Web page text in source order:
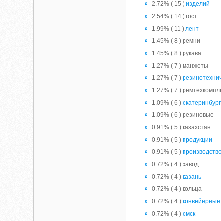
2.72% ( 15 )изделий
2.54% ( 14 ) гост
1.99% ( 11 )лент
1.45% ( 8 ) ремни
1.45% ( 8 ) рукава
1.27% ( 7 ) манжеты
1.27% ( 7 )
1.27% ( 7 )
1.09% ( 6 )екатеринбург
1.09% ( 6 ) резиновые
0.91% ( 5 ) казахстан
0.91% ( 5 )продукции
0.91% ( 5 )производство
0.72% ( 4 ) завод
0.72% ( 4 )казань
0.72% ( 4 ) кольца
0.72% ( 4 )конвейерные
0.72% ( 4 )омск